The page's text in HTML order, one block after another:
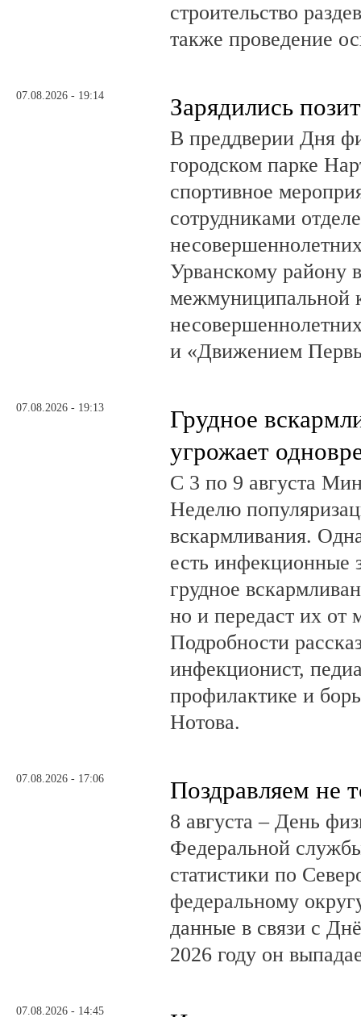
строительство
также проведение
07.08.2026 - 19:14 Зарядились
В преддверии Дня
городском парке
спортивное
сотрудниками
Урванскому району
межмуниципальной
и «Движением
07.08.2026 - 19:13
Грудное
угрожает
С 3 по 9 августа
Неделю
вскармливания.
есть инфекционные
грудное
но и передаст их от
Подробности
инфекционист,
профилактике и
Нотова.
07.08.2026 - 17:06 Поздравляем не
8 августа – День
Федеральной
статистики по
федеральному
данные в связи с
2026 году он
07.08.2026 - 14:45